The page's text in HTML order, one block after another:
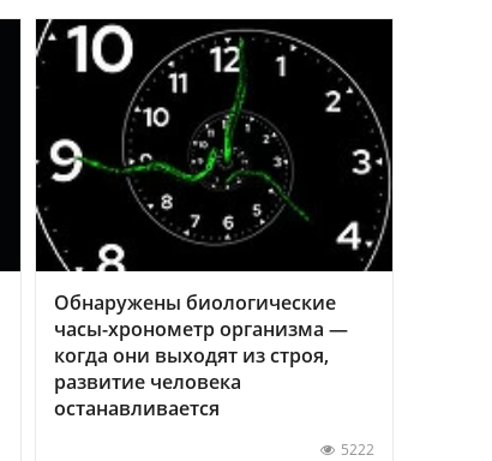
Обнаружены биологические
часы-хронометр организма —
когда они выходят из строя,
развитие человека
останавливается
5222